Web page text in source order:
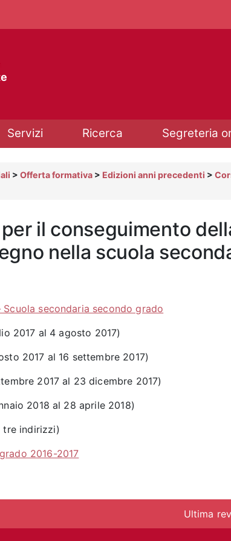
Servizi Ricerca Segreteria
> Offerta formativa > Edizioni anni precedenti >
il conseguimento
nella scuola
secondaria secondo grado
2017 al 4 agosto 2017)
2017 al 16 settembre 2017)
2017 al 23 dicembre 2017)
2018 al 28 aprile 2018)
tre indirizzi)
2016-2017
Ultima